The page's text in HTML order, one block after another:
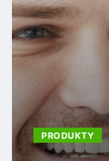
PRODUKTY